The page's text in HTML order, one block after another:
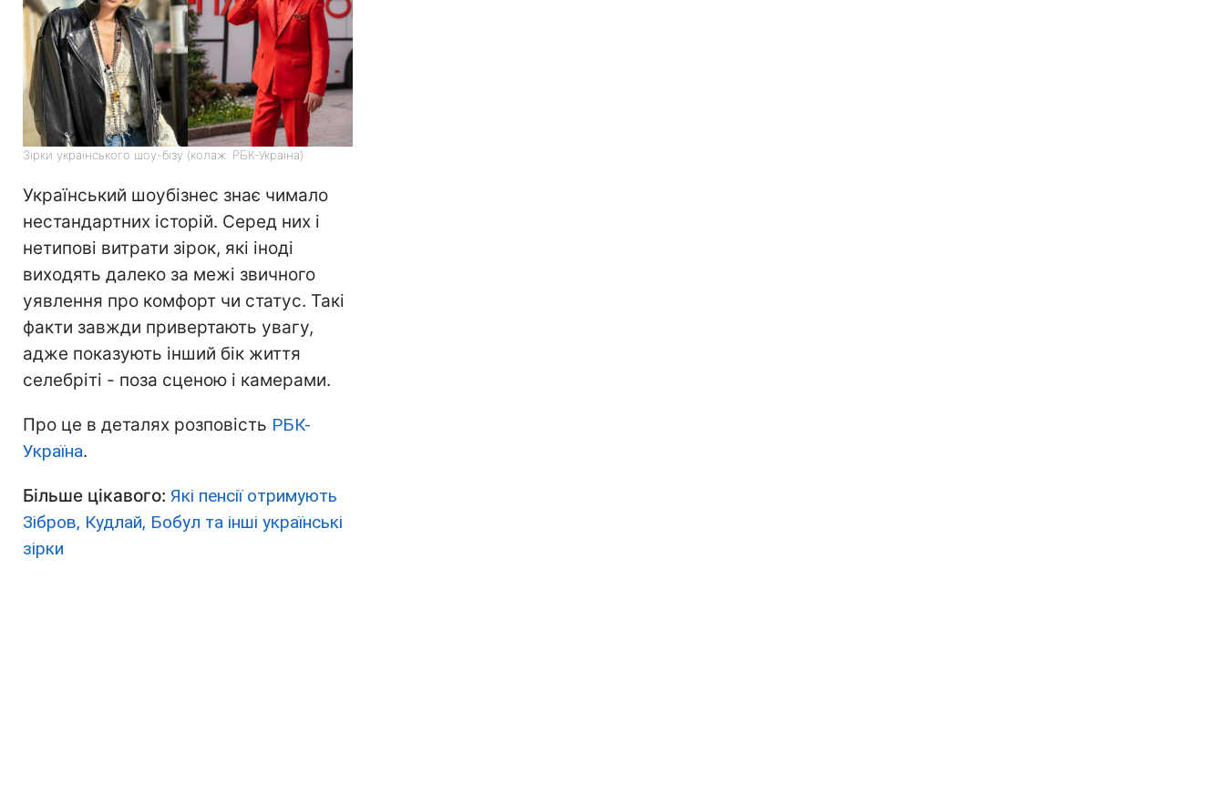
Зірки українського шоу-бізу (колаж: РБК-Україна)
Український шоубізнес знає чимало
нестандартних історій. Серед них і
нетипові витрати зірок, які іноді
виходять далеко за межі звичного
уявлення про комфорт чи статус. Такі
факти завжди привертають увагу,
адже показують інший бік життя
селебріті - поза сценою і камерами.
Про це в деталях розповість РБК-
Україна.
Більше цікавого: Які пенсії отримують
Зібров, Кудлай, Бобул та інші українські
зірки